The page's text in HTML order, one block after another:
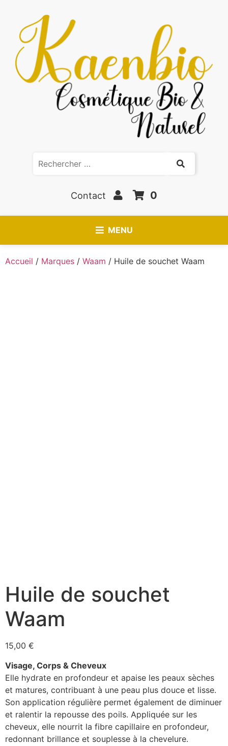
Contact 0
MENU
Accueil / Marques / Waam / Huile de souchet Waam
Huile de souchet
Waam
15,00 €
Visage, Corps & Cheveux
Elle hydrate en profondeur et apaise les peaux sèches
et matures, contribuant à une peau plus douce et lisse.
Son application régulière permet également de diminuer
et ralentir la repousse des poils. Appliquée sur les
cheveux, elle nourrit la fibre capillaire en profondeur,
redonnant brillance et souplesse à la chevelure.